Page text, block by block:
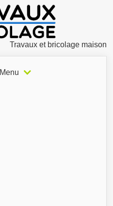
Travaux et bricolage maison
Menu